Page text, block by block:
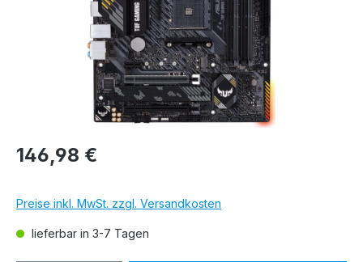
146,98 €
Preise inkl. MwSt. zzgl. Versandkosten
lieferbar in 3-7 Tagen